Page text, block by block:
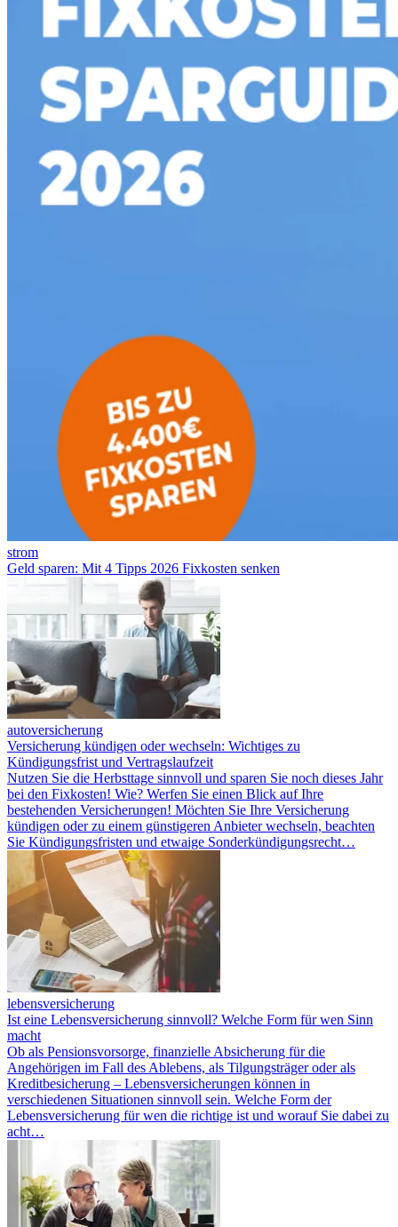
strom
Geld sparen: Mit 4 Tipps 2026 Fixkosten senken
autoversicherung
Versicherung kündigen oder wechseln: Wichtiges zu
Kündigungsfrist und Vertragslaufzeit
Nutzen Sie die Herbsttage sinnvoll und sparen Sie noch dieses Jahr
bei den Fixkosten! Wie? Werfen Sie einen Blick auf Ihre
bestehenden Versicherungen! Möchten Sie Ihre Versicherung
kündigen oder zu einem günstigeren Anbieter wechseln, beachten
Sie Kündigungsfristen und etwaige Sonderkündigungsrecht…
lebensversicherung
Ist eine Lebensversicherung sinnvoll? Welche Form für wen Sinn
macht
Ob als Pensionsvorsorge, finanzielle Absicherung für die
Angehörigen im Fall des Ablebens, als Tilgungsträger oder als
Kreditbesicherung – Lebensversicherungen können in
verschiedenen Situationen sinnvoll sein. Welche Form der
Lebensversicherung für wen die richtige ist und worauf Sie dabei zu
acht…